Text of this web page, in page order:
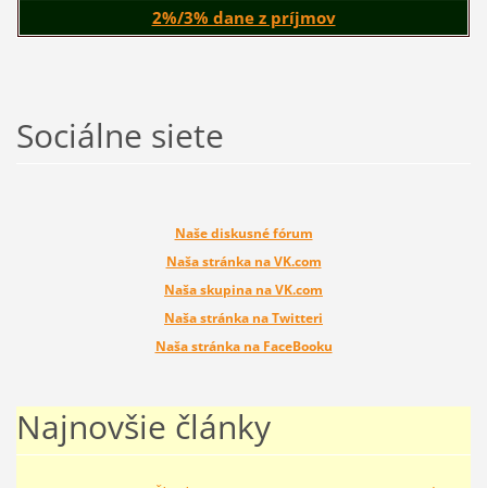
2%/3% dane z príjmov
Sociálne siete
Naše diskusné fórum
Naša stránka na VK.com
Naša skupina na VK.com
Naša stránka na Twitteri
Naša stránka na FaceBooku
Najnovšie články